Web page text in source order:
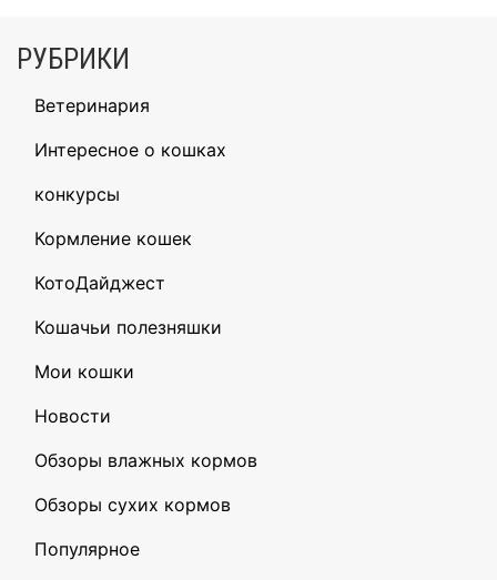
РУБРИКИ
Ветеринария
Интересное о кошках
конкурсы
Кормление кошек
КотоДайджест
Кошачьи полезняшки
Мои кошки
Новости
Обзоры влажных кормов
Обзоры сухих кормов
Популярное